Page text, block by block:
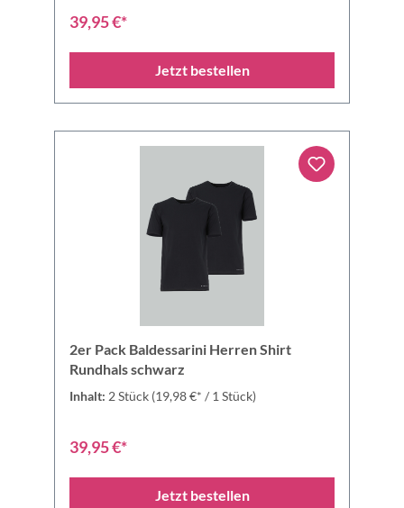
39,95 €*
Jetzt bestellen
2er Pack Baldessarini Herren Shirt
Rundhals schwarz
Inhalt: 2 Stück (19,98 €* / 1 Stück)
39,95 €*
Jetzt bestellen